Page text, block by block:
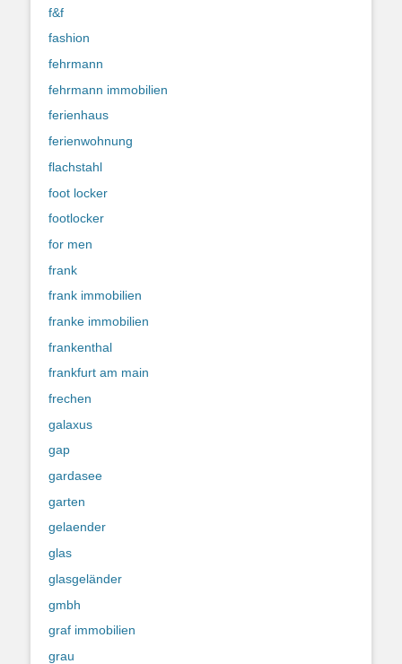
f&f
fashion
fehrmann
fehrmann immobilien
ferienhaus
ferienwohnung
flachstahl
foot locker
footlocker
for men
frank
frank immobilien
franke immobilien
frankenthal
frankfurt am main
frechen
galaxus
gap
gardasee
garten
gelaender
glas
glasgeländer
gmbh
graf immobilien
grau